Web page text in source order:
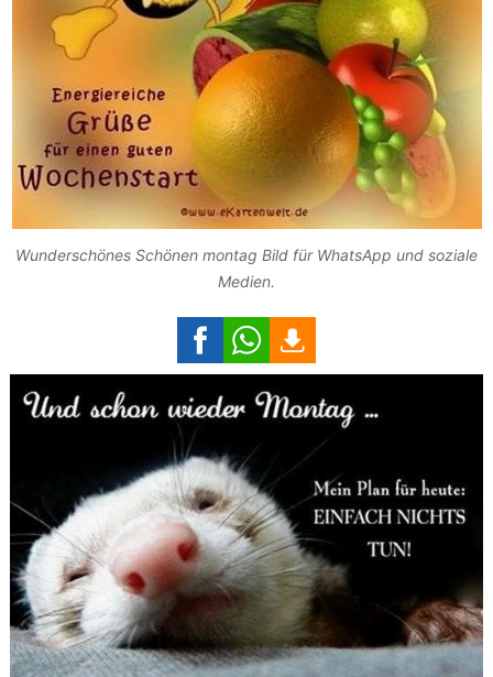
Wunderschönes Schönen montag Bild für WhatsApp und soziale
Medien.